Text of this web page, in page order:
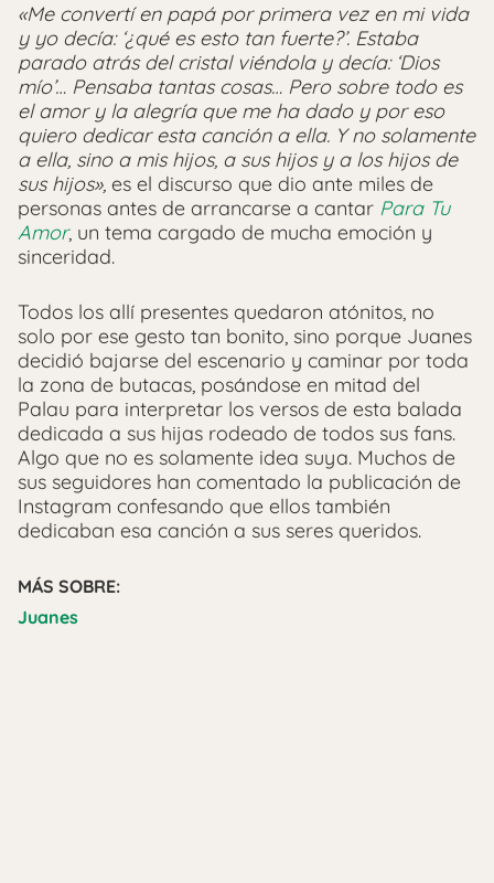
«Me convertí en papá por primera vez en mi vida
y yo decía: ‘¿qué es esto tan fuerte?’. Estaba
parado atrás del cristal viéndola y decía: ‘Dios
mío’… Pensaba tantas cosas… Pero sobre todo es
el amor y la alegría que me ha dado y por eso
quiero dedicar esta canción a ella. Y no solamente
a ella, sino a mis hijos, a sus hijos y a los hijos de
sus hijos», es el discurso que dio ante miles de
personas antes de arrancarse a cantar Para Tu
Amor, un tema cargado de mucha emoción y
sinceridad.
Todos los allí presentes quedaron atónitos, no
solo por ese gesto tan bonito, sino porque Juanes
decidió bajarse del escenario y caminar por toda
la zona de butacas, posándose en mitad del
Palau para interpretar los versos de esta balada
dedicada a sus hijas rodeado de todos sus fans.
Algo que no es solamente idea suya. Muchos de
sus seguidores han comentado la publicación de
Instagram confesando que ellos también
dedicaban esa canción a sus seres queridos.
MÁS SOBRE:
Juanes